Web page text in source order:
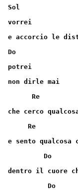
Sol
vorrei
e accorcio le
Do
potrei
non dirle mai
Re
che cerco
Re
e sento qualcosa
Do
dentro il cuore
Do